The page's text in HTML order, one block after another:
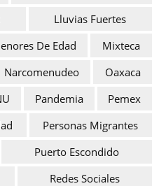
Lluvias Fuertes
De Edad
Mixteca
Narcomenudeo
Oaxaca
Pandemia
Pemex
Personas Migrantes
Puerto Escondido
Redes Sociales